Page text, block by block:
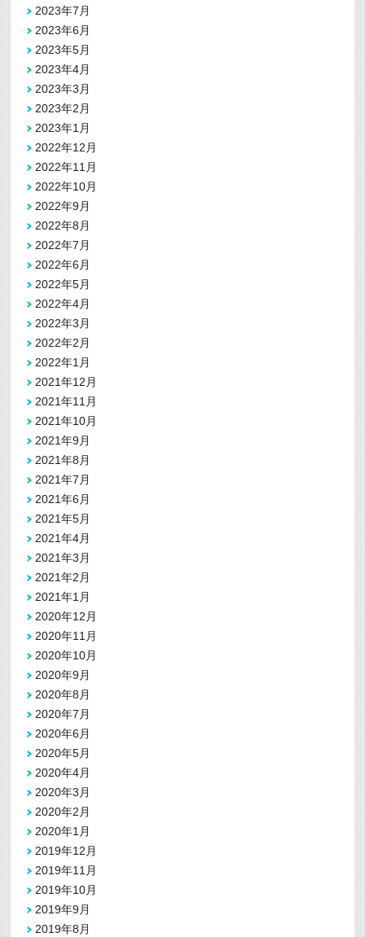
2023年7月
2023年6月
2023年5月
2023年4月
2023年3月
2023年2月
2023年1月
2022年12月
2022年11月
2022年10月
2022年9月
2022年8月
2022年7月
2022年6月
2022年5月
2022年4月
2022年3月
2022年2月
2022年1月
2021年12月
2021年11月
2021年10月
2021年9月
2021年8月
2021年7月
2021年6月
2021年5月
2021年4月
2021年3月
2021年2月
2021年1月
2020年12月
2020年11月
2020年10月
2020年9月
2020年8月
2020年7月
2020年6月
2020年5月
2020年4月
2020年3月
2020年2月
2020年1月
2019年12月
2019年11月
2019年10月
2019年9月
2019年8月